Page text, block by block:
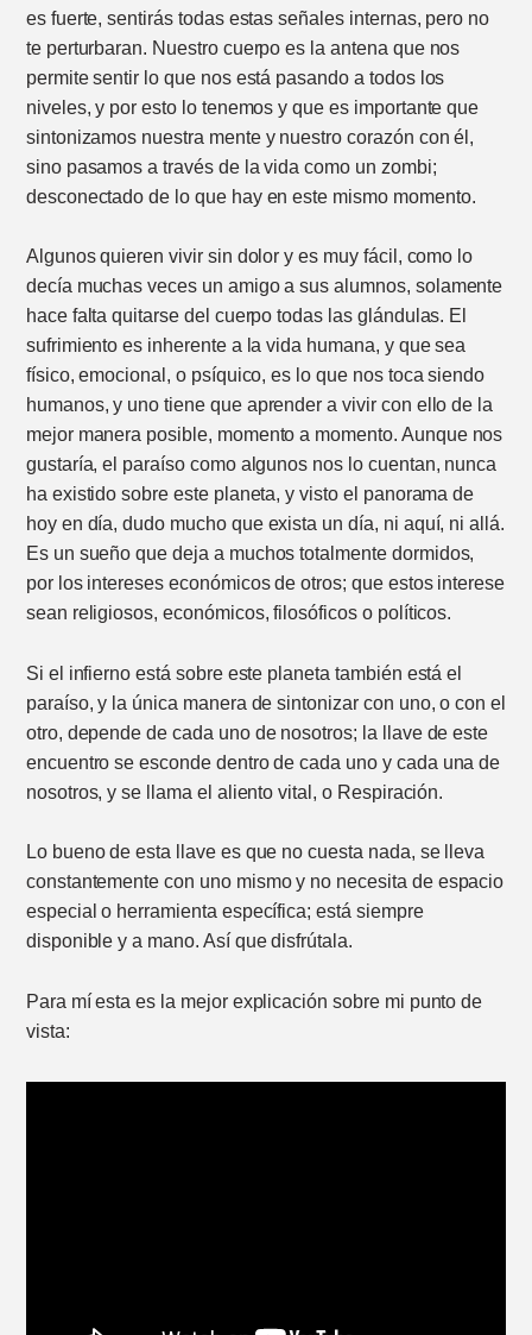
es fuerte, sentirás todas estas señales internas, pero no
te perturbaran. Nuestro cuerpo es la antena que nos
permite sentir lo que nos está pasando a todos los
niveles, y por esto lo tenemos y que es importante que
sintonizamos nuestra mente y nuestro corazón con él,
sino pasamos a través de la vida como un zombi;
desconectado de lo que hay en este mismo momento.
Algunos quieren vivir sin dolor y es muy fácil, como lo
decía muchas veces un amigo a sus alumnos, solamente
hace falta quitarse del cuerpo todas las glándulas. El
sufrimiento es inherente a la vida humana, y que sea
físico, emocional, o psíquico, es lo que nos toca siendo
humanos, y uno tiene que aprender a vivir con ello de la
mejor manera posible, momento a momento. Aunque nos
gustaría, el paraíso como algunos nos lo cuentan, nunca
ha existido sobre este planeta, y visto el panorama de
hoy en día, dudo mucho que exista un día, ni aquí, ni allá.
Es un sueño que deja a muchos totalmente dormidos,
por los intereses económicos de otros; que estos interese
sean religiosos, económicos, filosóficos o políticos.
Si el infierno está sobre este planeta también está el
paraíso, y la única manera de sintonizar con uno, o con el
otro, depende de cada uno de nosotros; la llave de este
encuentro se esconde dentro de cada uno y cada una de
nosotros, y se llama el aliento vital, o Respiración.
Lo bueno de esta llave es que no cuesta nada, se lleva
constantemente con uno mismo y no necesita de espacio
especial o herramienta específica; está siempre
disponible y a mano. Así que disfrútala.
Para mí esta es la mejor explicación sobre mi punto de
vista: